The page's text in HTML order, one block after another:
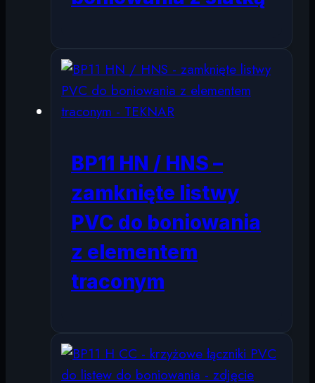
BP11 HN / HNS –
zamknięte listwy
PVC do boniowania
z elementem
traconym